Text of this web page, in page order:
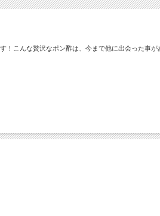
こんな贅沢なポン酢は、今まで他に出会った事